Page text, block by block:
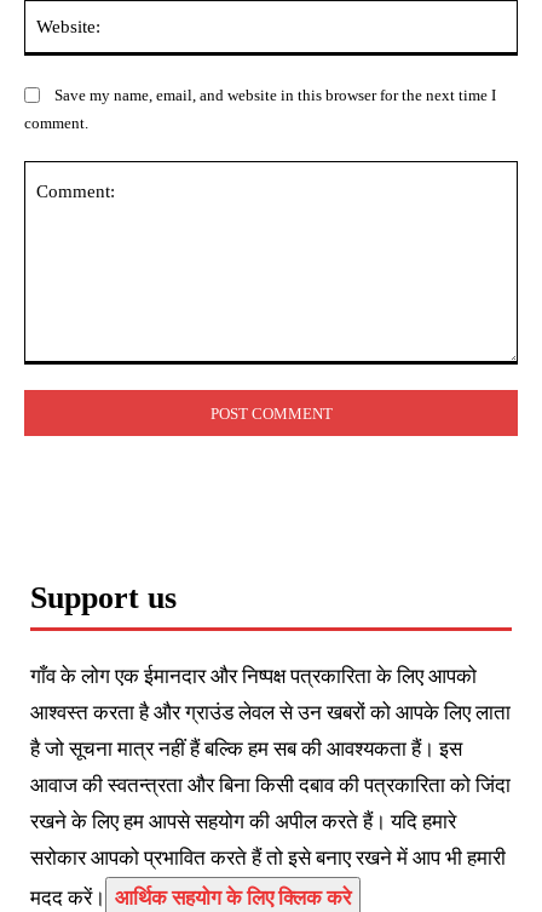
Save my name, email, and website in this browser for the next time I
comment.
Support us
गाँव के लोग एक ईमानदार और निष्पक्ष पत्रकारिता के लिए आपको
आश्वस्त करता है और ग्राउंड लेवल से उन खबरों को आपके लिए लाता
है जो सूचना मात्र नहीं हैं बल्कि हम सब की आवश्यकता हैं। इस
आवाज की स्वतन्त्रता और बिना किसी दबाव की पत्रकारिता को जिंदा
रखने के लिए हम आपसे सहयोग की अपील करते हैं। यदि हमारे
सरोकार आपको प्रभावित करते हैं तो इसे बनाए रखने में आप भी हमारी
मदद करें। आर्थिक सहयोग के लिए क्लिक करे